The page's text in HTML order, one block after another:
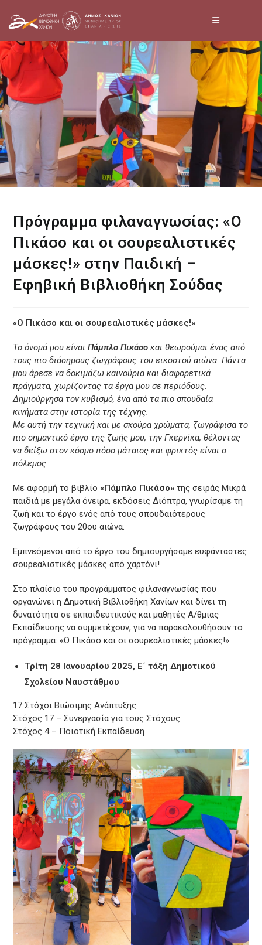
to
content
Πρόγραμμα φιλαναγνωσίας: «Ο
Πικάσο και οι σουρεαλιστικές
μάσκες!» στην Παιδική –
Εφηβική Βιβλιοθήκη Σούδας
«Ο Πικάσο και οι σουρεαλιστικές μάσκες!»
Το όνομά μου είναιΠάμπλο Πικάσο και θεωρούμαι ένας από
τους πιο διάσημους ζωγράφους του εικοστού αιώνα. Πάντα
μου άρεσε να δοκιμάζω καινούρια και διαφορετικά
πράγματα, χωρίζοντας τα έργα μου σε περιόδους.
Δημιούργησα τον κυβισμό, ένα από τα πιο σπουδαία
κινήματα στην ιστορία της τέχνης.
Με αυτή την τεχνική και με σκούρα χρώματα, ζωγράφισα το
πιο σημαντικό έργο της ζωής μου, την Γκερνίκα, θέλοντας
να δείξω στον κόσμο πόσο μάταιος και φρικτός είναι ο
πόλεμος.
Με αφορμή το βιβλίο«Πάμπλο Πικάσο»της σειράς Μικρά
παιδιά με μεγάλα όνειρα, εκδόσεις Διόπτρα, γνωρίσαμε τη
ζωή και το έργο ενός από τους σπουδαιότερους
ζωγράφους του 20ου αιώνα.
Εμπνεόμενοι από το έργο του δημιουργήσαμε ευφάνταστες
σουρεαλιστικές μάσκες από χαρτόνι!
Στο πλαίσιο του προγράμματος φιλαναγνωσίας που
οργανώνει η Δημοτική Βιβλιοθήκη Χανίων και δίνει τη
δυνατότητα σε εκπαιδευτικούς και μαθητές Α/θμιας
Εκπαίδευσης να συμμετέχουν, για να παρακολουθήσουν το
πρόγραμμα: «Ο Πικάσο και οι σουρεαλιστικές μάσκες!»
Τρίτη 28 Ιανουαρίου 2025, Ε΄ τάξη Δημοτικού
Σχολείου Ναυστάθμου
17 Στόχοι Βιώσιμης Ανάπτυξης
Στόχος 17 – Συνεργασία για τους Στόχους
Στόχος 4 – Ποιοτική Εκπαίδευση